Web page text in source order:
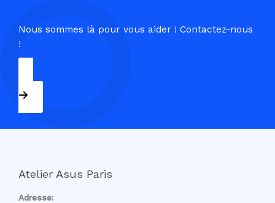
Nous sommes là pour vous aider ! Contactez-nous
!
09 54 37 04 03
Atelier Asus Paris
Adresse: